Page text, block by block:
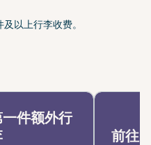
以上行李收费。
件额外行
前往